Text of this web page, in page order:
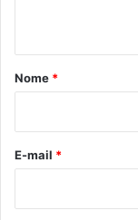
r
*
Nome *
E-mail *